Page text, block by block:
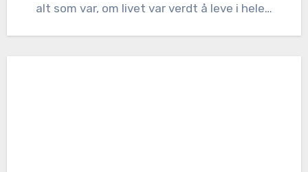
alt som var, om livet var verdt å leve i hele…